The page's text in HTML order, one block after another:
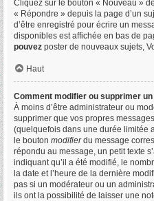
Cliquez sur le bouton « Nouveau »
« Répondre » depuis la page d’un
d’être enregistré pour écrire un
disponibles est affichée en bas de
pouvez poster de nouveaux sujets,
Haut
Comment modifier ou supprimer
À moins d’être administrateur ou
supprimer que vos propres
(quelquefois dans une durée limitée
le bouton modifierdu message
répondu au message, un petit texte
indiquant qu’il a été modifié, le
la date et l’heure de la dernière
pas si un modérateur ou un
ils ont la possibilité de laisser une